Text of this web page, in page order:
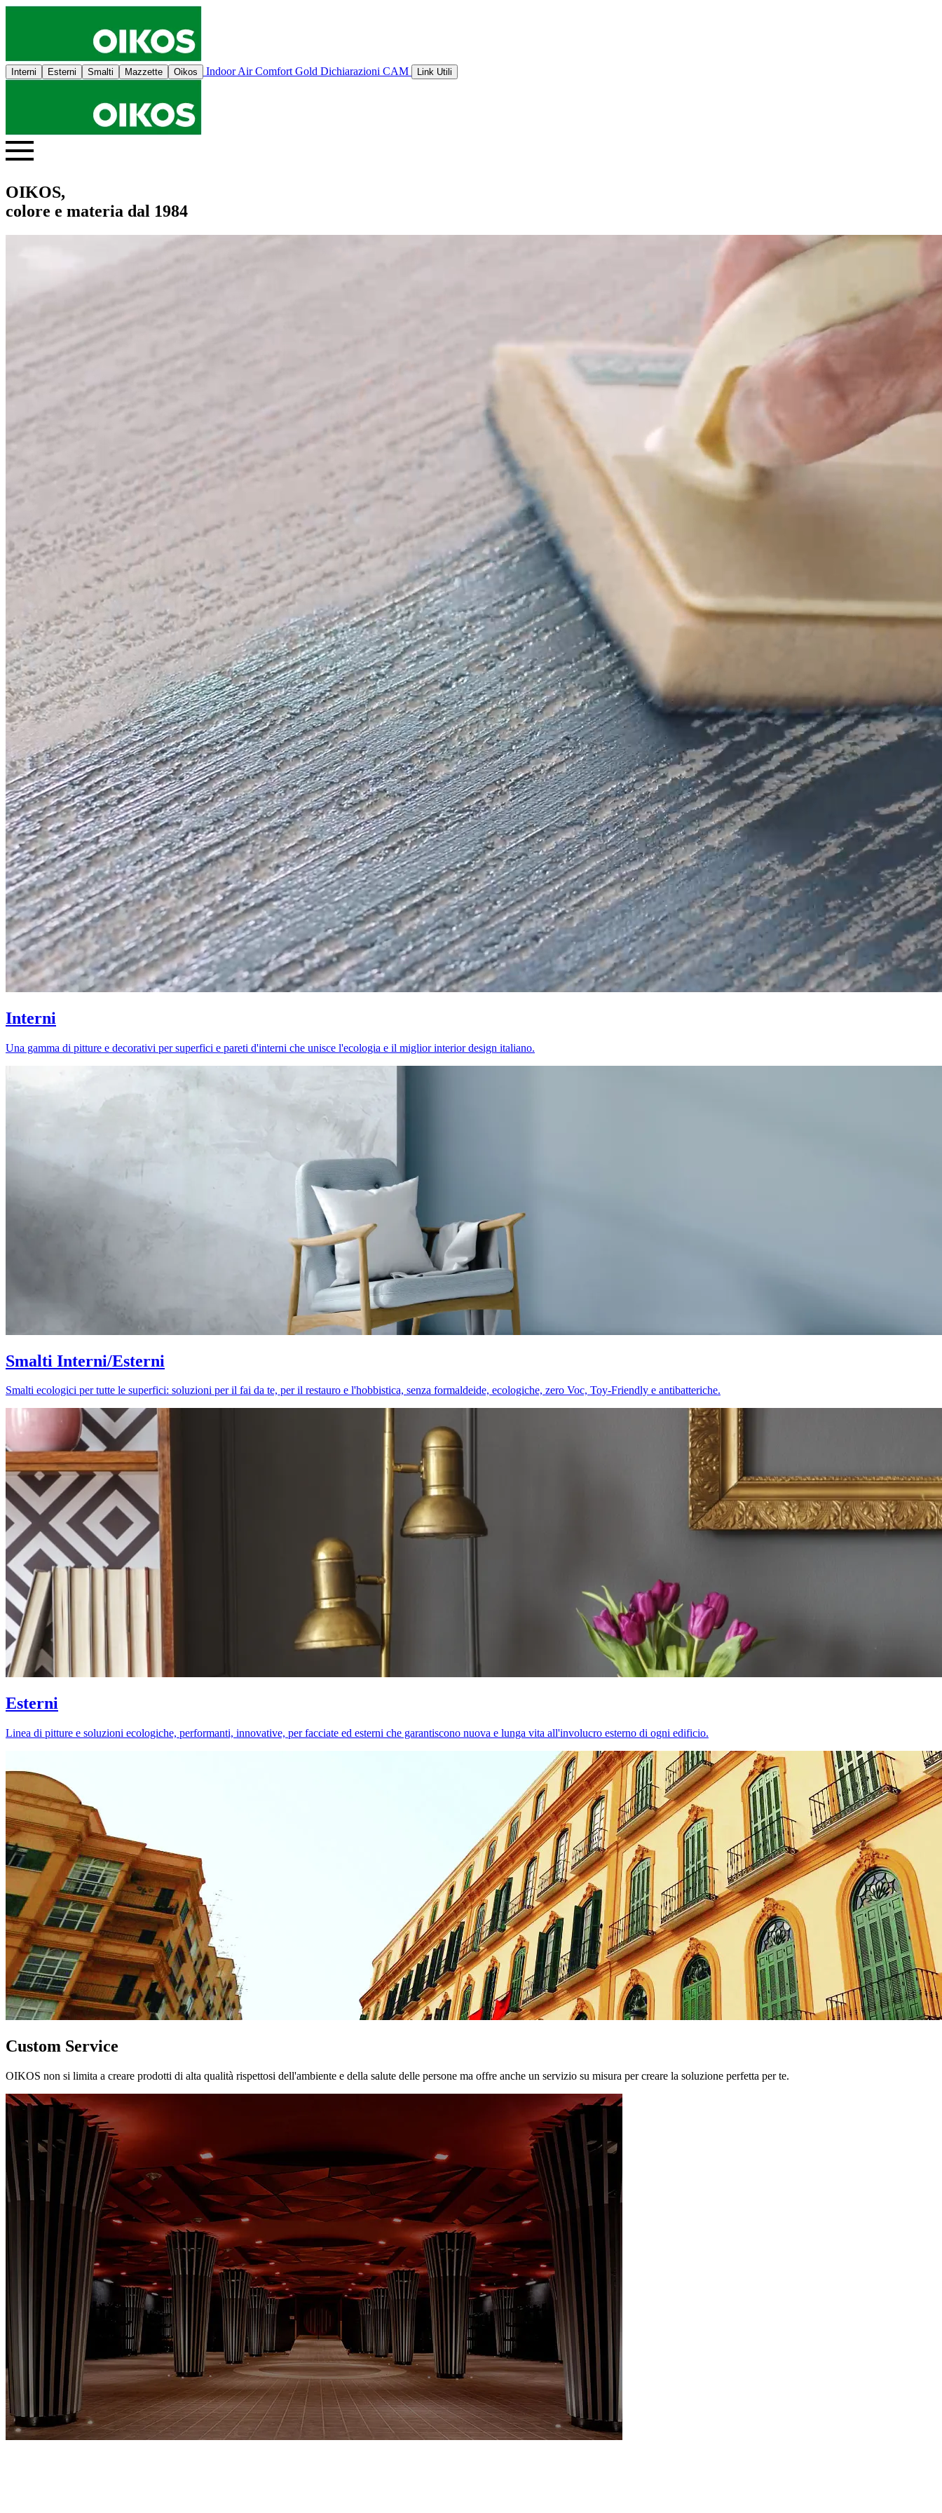
Interni Esterni Smalti Mazzette Oikos Indoor Air Comfort Gold Dichiarazioni CAM Link Utili
OIKOS,
colore e materia dal 1984
Interni
Una gamma di pitture e decorativi per superfici e pareti d'interni che unisce l'ecologia e il miglior interior design italiano.
Smalti Interni/Esterni
Smalti ecologici per tutte le superfici: soluzioni per il fai da te, per il restauro e l'hobbistica, senza formaldeide, ecologiche, zero Voc, Toy-Friendly e antibatteriche.
Esterni
Linea di pitture e soluzioni ecologiche, performanti, innovative, per facciate ed esterni che garantiscono nuova e lunga vita all'involucro esterno di ogni edificio.
Custom Service
OIKOS non si limita a creare prodotti di alta qualità rispettosi dell'ambiente e della salute delle persone ma offre anche un servizio su misura per creare la soluzione perfetta per te.